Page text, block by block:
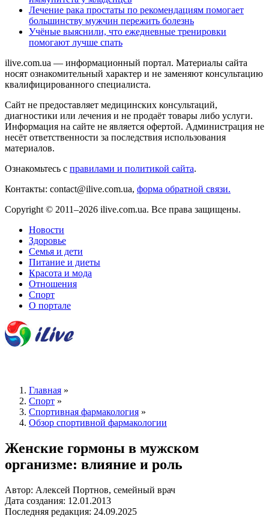
Лечение рака простаты по рекомендациям помогает
большинству мужчин пережить болезнь
Учёные выяснили, что ежедневные тренировки
помогают лучше спать
ilive.com.ua — информационный портал. Материалы сайта
носят ознакомительный характер и не заменяют консультацию
квалифицированного специалиста.
Сайт не предоставляет медицинских консультаций,
диагностики или лечения и не продаёт товары либо услуги.
Информация на сайте не является офертой. Администрация не
несёт ответственности за последствия использования
материалов.
Ознакомьтесь с правилами и политикой сайта.
Контакты: contact@ilive.com.ua, форма обратной связи.
Copyright © 2011–2026 ilive.com.ua. Все права защищены.
Новости
Здоровье
Семья и дети
Питание и диеты
Красота и мода
Отношения
Спорт
О портале
Главная »
Спорт »
Спортивная фармакология »
Обзор спортивной фармакологии
Женские гормоны в мужском
организме: влияние и роль
Автор: Алексей Портнов, семейный врач
Дата создания: 12.01.2013
Последняя редакция: 24.09.2025